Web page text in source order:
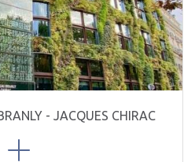
- JACQUES CHIRAC